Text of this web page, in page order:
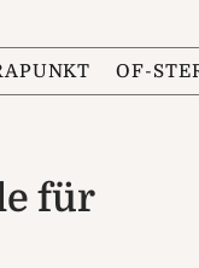
OF-
für